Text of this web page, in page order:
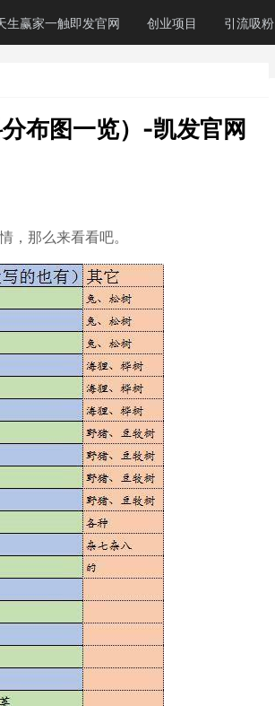
生赢家一触即发官网 创业项目 引流吸粉
布图一览）-凯发官网
，那么来看看吧。